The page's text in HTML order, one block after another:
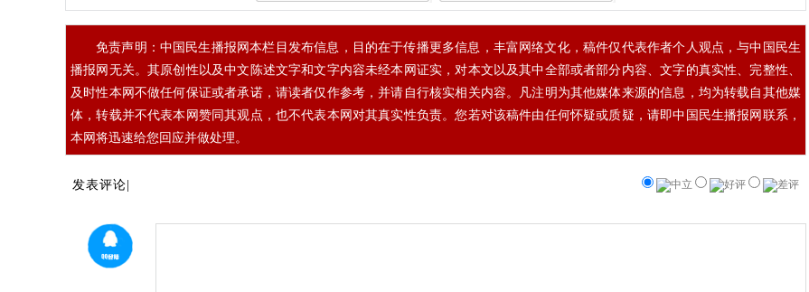
免责声明：中国民生播报网本栏目发布信息，目的在于传播更多信息，丰富网络文化，稿件仅代表作者个人观点，与中国民生
播报网无关。其原创性以及中文陈述文字和文字内容未经本网证实，对本文以及其中全部或者部分内容、文字的真实性、完整性、
及时性本网不做任何保证或者承诺，请读者仅作参考，并请自行核实相关内容。凡注明为其他媒体来源的信息，均为转载自其他媒
体，转载并不代表本网赞同其观点，也不代表本网对其真实性负责。您若对该稿件由任何怀疑或质疑，请即中国民生播报网联系，
本网将迅速给您回应并做处理。
发表评论| 中立 好评 差评